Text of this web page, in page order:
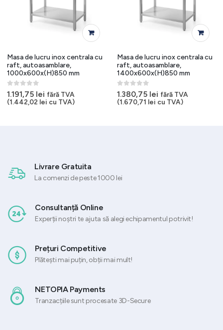
Masa de lucru inox centrala cu
raft, autoasamblare,
1000x600x(H)850 mm
0 out of 5
1.191,75 lei fără TVA
(1.442,02 lei cu TVA)
Masa de lucru inox centrala cu
raft, autoasamblare,
1400x600x(H)850 mm
0 out of 5
1.380,75 lei fără TVA
(1.670,71 lei cu TVA)
Livrare Gratuita
La comenzi de peste 1000 lei
Consultanță Online
Experții noștri te ajuta să alegi echipamentul potrivit!
Prețuri Competitive
Plătești mai puțin, obții mai mult!
NETOPIA Payments
Tranzacțiile sunt procesate 3D-Secure